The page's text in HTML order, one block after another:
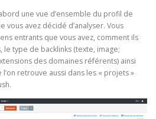
une vue d’ensemble du profil de
vous avez décidé d’analyser. Vous
entrants que vous avez, comment ils
type de backlinks (texte, image;
des domaines référents) ainsi
retrouve aussi dans les « projets »